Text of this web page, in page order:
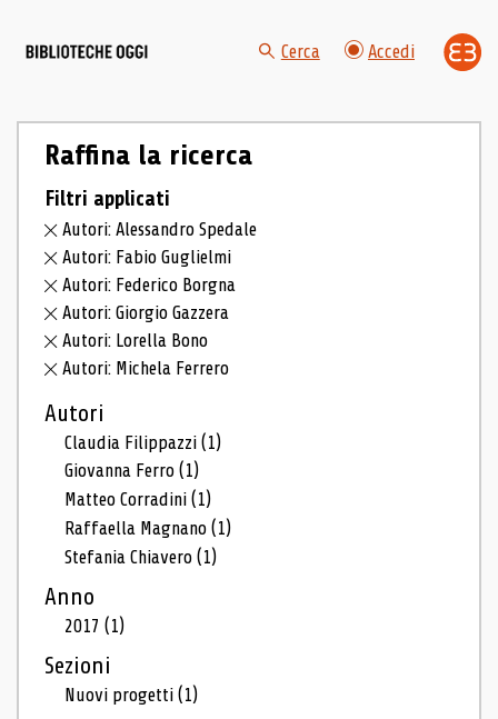
Cerca Accedi
Raffina la ricerca
Filtri applicati
Autori: Alessandro Spedale
Autori: Fabio Guglielmi
Autori: Federico Borgna
Autori: Giorgio Gazzera
Autori: Lorella Bono
Autori: Michela Ferrero
Autori
Claudia Filippazzi(1)
Giovanna Ferro(1)
Matteo Corradini(1)
Raffaella Magnano(1)
Stefania Chiavero(1)
Anno
2017(1)
Sezioni
Nuovi progetti(1)